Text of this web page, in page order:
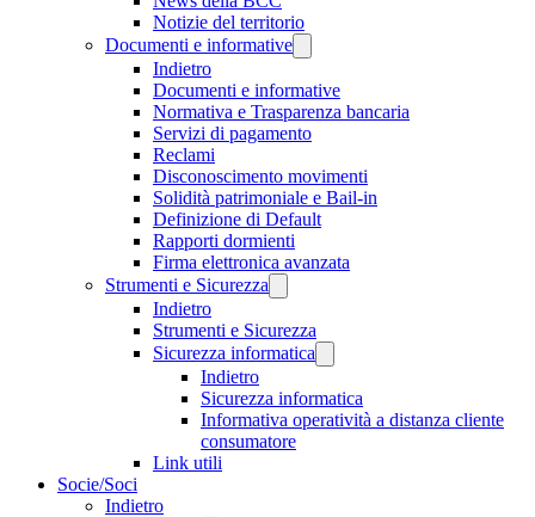
Notizie del territorio
Documenti e informative
Indietro
Documenti e informative
Normativa e Trasparenza bancaria
Servizi di pagamento
Reclami
Disconoscimento movimenti
Solidità patrimoniale e Bail-in
Definizione di Default
Rapporti dormienti
Firma elettronica avanzata
Strumenti e Sicurezza
Indietro
Strumenti e Sicurezza
Sicurezza informatica
Indietro
Sicurezza informatica
Informativa operatività a distanza cliente
consumatore
Link utili
Socie/Soci
Indietro